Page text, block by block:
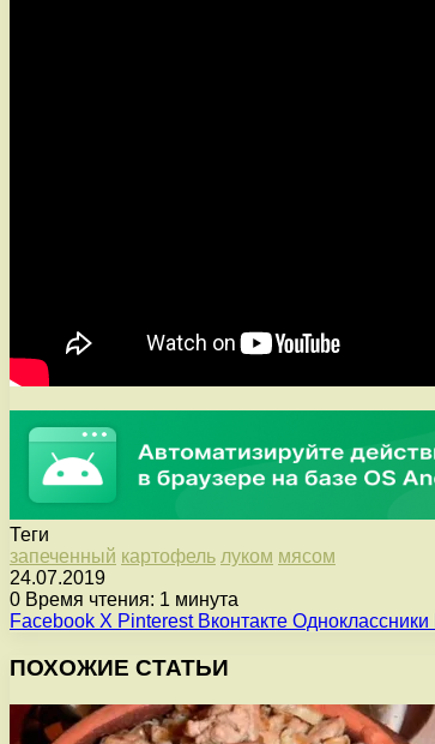
Теги
запеченный картофель луком мясом
24.07.2019
0 Время чтения: 1 минута
Facebook X Pinterest Вконтакте Одноклассники
ПОХОЖИЕ СТАТЬИ